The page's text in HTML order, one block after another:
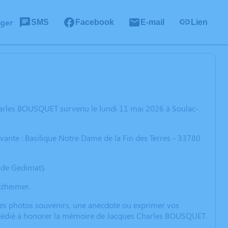
SMS Facebook E-mail Lien
BOUSQUET survenu le lundi 11 mai 2026 à Soulac-
: Basilique Notre Dame de la Fin des Terres - 33780
Gedimat).
photos souvenirs, une anecdote ou exprimer vos
à honorer la mémoire de Jacques Charles BOUSQUET.